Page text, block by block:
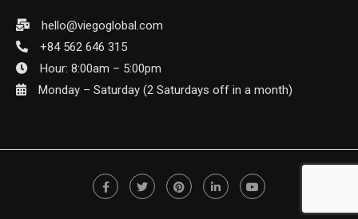
hello@viegoglobal.com
+84 562 646 315
Hour: 8:00am – 5:00pm
Monday – Saturday (2 Saturdays off in a month)